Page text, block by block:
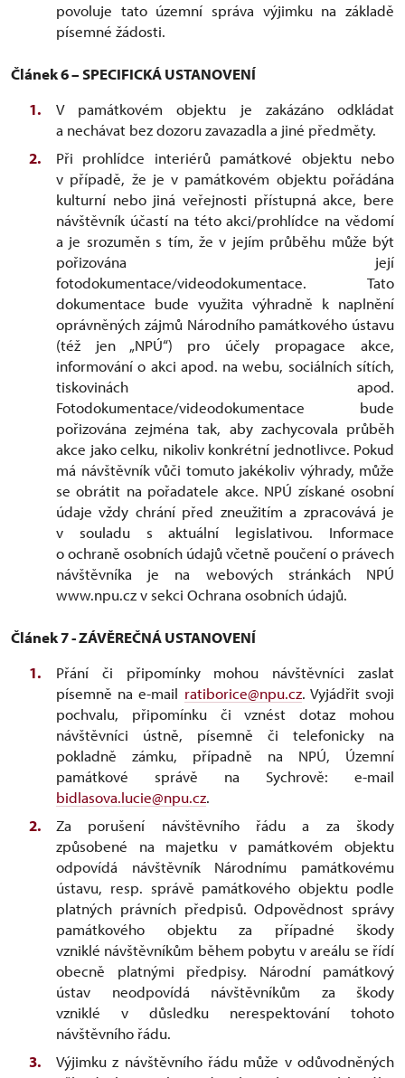
povoluje tato územní správa výjimku na základě
písemné žádosti.
Článek 6 – SPECIFICKÁ USTANOVENÍ
V památkovém objektu je zakázáno odkládat
a nechávat bez dozoru zavazadla a jiné předměty.
Při prohlídce interiérů památkové objektu nebo
v případě, že je v památkovém objektu pořádána
kulturní nebo jiná veřejnosti přístupná akce, bere
návštěvník účastí na této akci/prohlídce na vědomí
a je srozuměn s tím, že v jejím průběhu může být
pořizována její
fotodokumentace/videodokumentace. Tato
dokumentace bude využita výhradně k naplnění
oprávněných zájmů Národního památkového ústavu
(též jen „NPÚ“) pro účely propagace akce,
informování o akci apod. na webu, sociálních sítích,
tiskovinách apod.
Fotodokumentace/videodokumentace bude
pořizována zejména tak, aby zachycovala průběh
akce jako celku, nikoliv konkrétní jednotlivce. Pokud
má návštěvník vůči tomuto jakékoliv výhrady, může
se obrátit na pořadatele akce. NPÚ získané osobní
údaje vždy chrání před zneužitím a zpracovává je
v souladu s aktuální legislativou. Informace
o ochraně osobních údajů včetně poučení o právech
návštěvníka je na webových stránkách NPÚ
www.npu.cz v sekci Ochrana osobních údajů.
Článek 7 - ZÁVĚREČNÁ USTANOVENÍ
Přání či připomínky mohou návštěvníci zaslat
písemně na e-mail ratiborice@npu.cz. Vyjádřit svoji
pochvalu, připomínku či vznést dotaz mohou
návštěvníci ústně, písemně či telefonicky na
pokladně zámku, případně na NPÚ, Územní
památkové správě na Sychrově: e-mail
bidlasova.lucie@npu.cz.
Za porušení návštěvního řádu a za škody
způsobené na majetku v památkovém objektu
odpovídá návštěvník Národnímu památkovému
ústavu, resp. správě památkového objektu podle
platných právních předpisů. Odpovědnost správy
památkového objektu za případné škody
vzniklé návštěvníkům během pobytu v areálu se řídí
obecně platnými předpisy. Národní památkový
ústav neodpovídá návštěvníkům za škody
vzniklé v důsledku nerespektování tohoto
návštěvního řádu.
Výjimku z návštěvního řádu může v odůvodněných